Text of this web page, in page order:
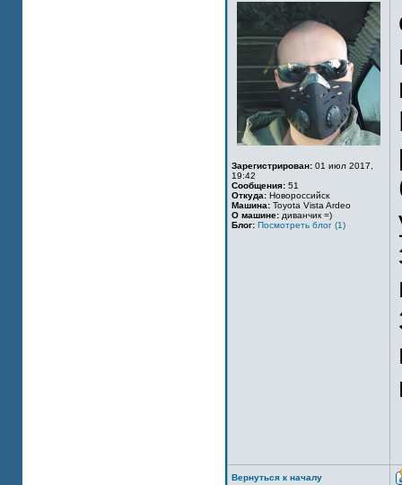
Зарегистрирован: 01 июл 2017,
19:42
Сообщения: 51
Откуда: Новороссийск
Машина: Toyota Vista Ardeo
О машине: диванчик =)
Блог: Посмотреть блог (1)
Вернуться к началу